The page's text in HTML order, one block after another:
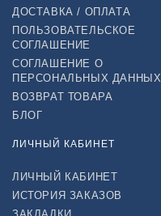
ДОСТАВКА / ОПЛАТА
ПОЛЬЗОВАТЕЛЬСКОЕ
СОГЛАШЕНИЕ
СОГЛАШЕНИЕ О
ПЕРСОНАЛЬНЫХ ДАННЫХ
ВОЗВРАТ ТОВАРА
БЛОГ
ЛИЧНЫЙ КАБИНЕТ
ЛИЧНЫЙ КАБИНЕТ
ИСТОРИЯ ЗАКАЗОВ